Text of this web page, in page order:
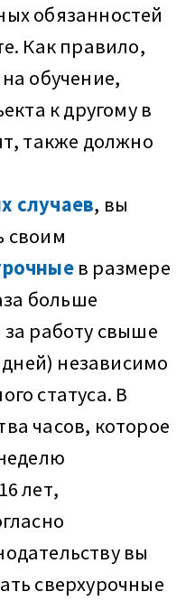
обязанностей
Как правило,
обучение,
к другому в
также должно
случаев, вы
своим
в размере
больше
работу свыше
независимо
статуса. В
часов, которое
лет,
вы
сверхурочные